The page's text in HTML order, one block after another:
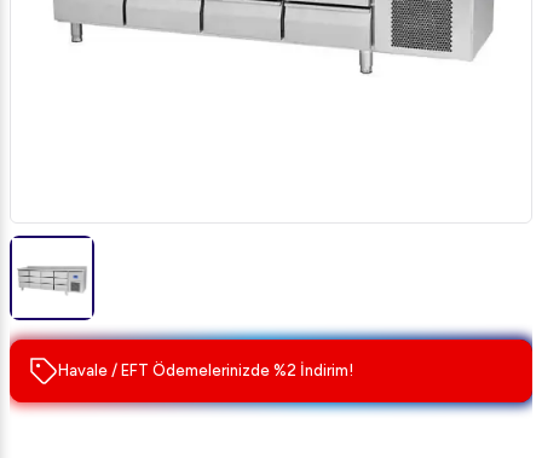
Havale / EFT Ödemelerinizde %2 İndirim!